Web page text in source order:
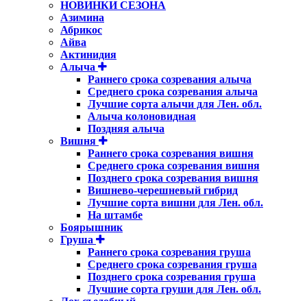
НОВИНКИ СЕЗОНА
Азимина
Абрикос
Айва
Актинидия
Алыча
Раннего срока созревания алыча
Среднего срока созревания алыча
Лучшие сорта алычи для Лен. обл.
Алыча колоновидная
Поздняя алыча
Вишня
Раннего срока созревания вишня
Среднего срока созревания вишня
Позднего срока созревания вишня
Вишнево-черешневый гибрид
Лучшие сорта вишни для Лен. обл.
На штамбе
Боярышник
Груша
Раннего срока созревания груша
Среднего срока созревания груша
Позднего срока созревания груша
Лучшие сорта груши для Лен. обл.